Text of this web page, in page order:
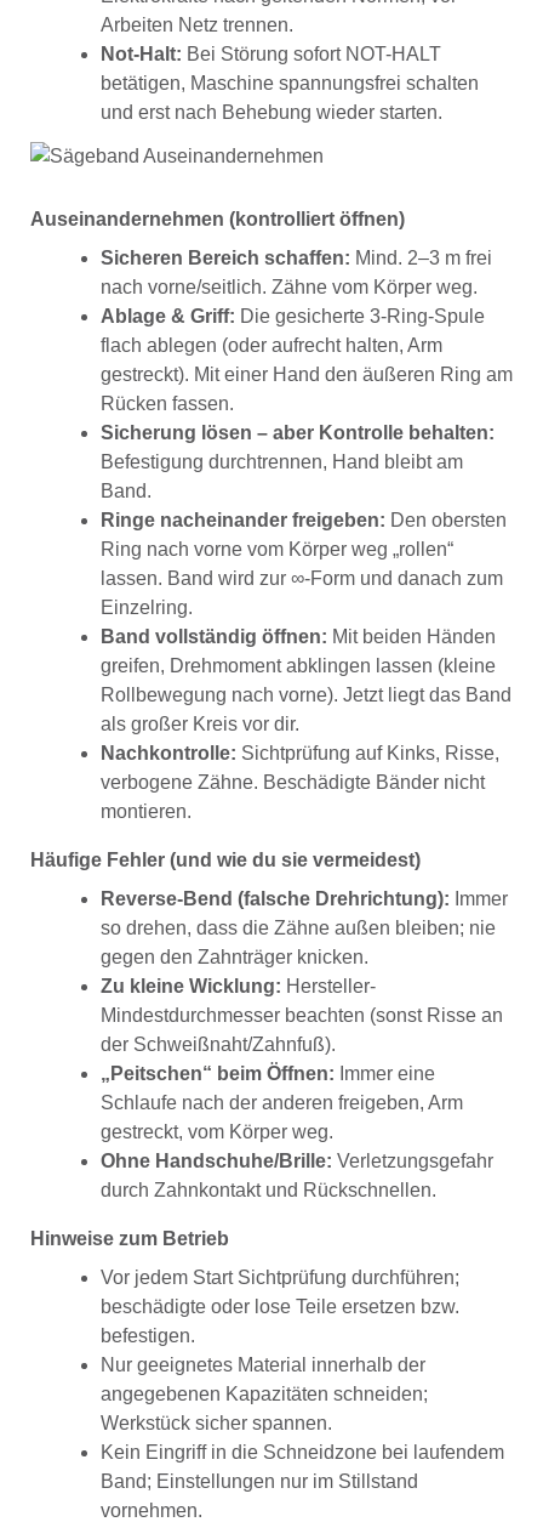
Arbeiten Netz trennen.
Not-Halt: Bei Störung sofort NOT-HALT
betätigen, Maschine spannungsfrei schalten
und erst nach Behebung wieder starten.
Auseinandernehmen (kontrolliert öffnen)
Sicheren Bereich schaffen: Mind. 2–3 m frei
nach vorne/seitlich. Zähne vom Körper weg.
Ablage & Griff: Die gesicherte 3-Ring-Spule
flach ablegen (oder aufrecht halten, Arm
gestreckt). Mit einer Hand den äußeren Ring am
Rücken fassen.
Sicherung lösen – aber Kontrolle behalten:
Befestigung durchtrennen, Hand bleibt am
Band.
Ringe nacheinander freigeben: Den obersten
Ring nach vorne vom Körper weg „rollen“
lassen. Band wird zur ∞-Form und danach zum
Einzelring.
Band vollständig öffnen: Mit beiden Händen
greifen, Drehmoment abklingen lassen (kleine
Rollbewegung nach vorne). Jetzt liegt das Band
als großer Kreis vor dir.
Nachkontrolle: Sichtprüfung auf Kinks, Risse,
verbogene Zähne. Beschädigte Bänder nicht
montieren.
Häufige Fehler (und wie du sie vermeidest)
Reverse-Bend (falsche Drehrichtung): Immer
so drehen, dass die Zähne außen bleiben; nie
gegen den Zahnträger knicken.
Zu kleine Wicklung: Hersteller-
Mindestdurchmesser beachten (sonst Risse an
der Schweißnaht/Zahnfuß).
„Peitschen“ beim Öffnen: Immer eine
Schlaufe nach der anderen freigeben, Arm
gestreckt, vom Körper weg.
Ohne Handschuhe/Brille: Verletzungsgefahr
durch Zahnkontakt und Rückschnellen.
Hinweise zum Betrieb
Vor jedem Start Sichtprüfung durchführen;
beschädigte oder lose Teile ersetzen bzw.
befestigen.
Nur geeignetes Material innerhalb der
angegebenen Kapazitäten schneiden;
Werkstück sicher spannen.
Kein Eingriff in die Schneidzone bei laufendem
Band; Einstellungen nur im Stillstand
vornehmen.